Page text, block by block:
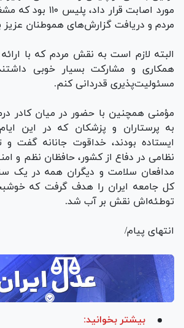
مورد اصابت قرار
مردم و دریافت گزارش‌های هموطنان عزیز
البته لازم است به نقش مردم که با
همکاری و مشارکت بسیار خوبی
مسئولیت‌پذیری قدردانی کنم.
مؤمنی همچنین با حضور در میان کادر
به پرستاران و پزشکان که در این
ایستاده بودند، خداقوت جانانه گفت و
نظامی در دفاع از کشور، حافظان نظم و
مدافعان سلامت و دیگران همه در یک
کل جامعه ایران را هدف گرفت که
توطئه‌اش نقش بر آب شد.
انتهای پیام/
بیشتر بخوانید: